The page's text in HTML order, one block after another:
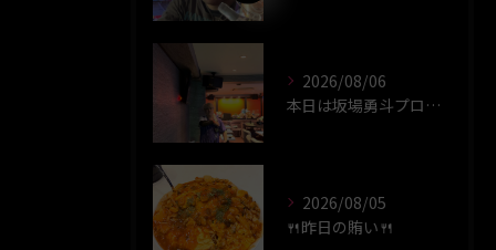
2026/08/06
本日は坂場勇斗プロプレイヤーデイ！！
2026/08/05
🍴昨日の賄い🍴